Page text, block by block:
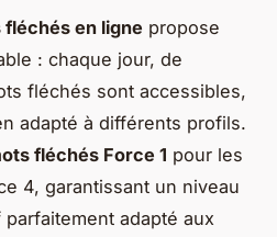
fléchés en ligne propose
: chaque jour, de
fléchés sont accessibles,
adapté à différents profils.
fléchés Force 1 pour les
4, garantissant un niveau
parfaitement adapté aux